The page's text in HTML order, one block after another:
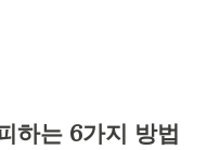
하는 6가지 방법